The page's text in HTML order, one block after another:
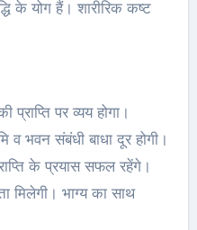
के योग हैं। शारीरिक कष्ट
पर व्यय होगा।
भवन संबंधी बाधा दूर होगी।
के प्रयास सफल रहेंगे।
मिलेगी। भाग्य का साथ